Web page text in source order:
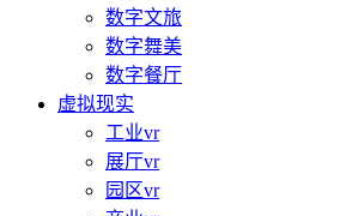
数字文旅
数字舞美
数字餐厅
虚拟现实
工业vr
展厅vr
园区vr